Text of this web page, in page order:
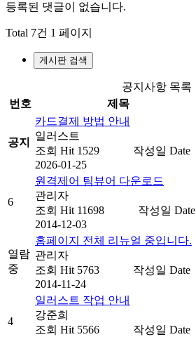
등록된 댓글이 없습니다.
Total 7건 1 페이지
게시판 검색
공지사항 목록
번호
제목
공지
카드결제 방법 안내
일러스트
조회 Hit 1529 작성일 Date
2026-01-25
6
원격제어 팀뷰어 다운로드
관리자
조회 Hit 11698 작성일 Date
2014-12-03
열람
중
홈페이지 전체 리뉴얼 중입니다.
관리자
조회 Hit 5763 작성일 Date
2014-11-24
4
일러스트 작업 안내
강준희
조회 Hit 5566 작성일 Date